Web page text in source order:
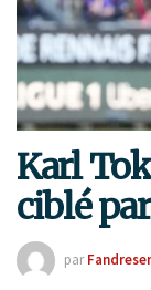
Karl
ciblé
par